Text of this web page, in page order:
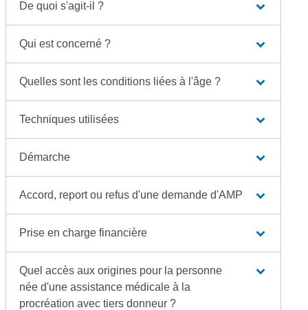
De quoi s'agit-il ?
Qui est concerné ?
Quelles sont les conditions liées à l'âge ?
Techniques utilisées
Démarche
Accord, report ou refus d'une demande d'AMP
Prise en charge financière
Quel accès aux origines pour la personne
née d'une assistance médicale à la
procréation avec tiers donneur ?